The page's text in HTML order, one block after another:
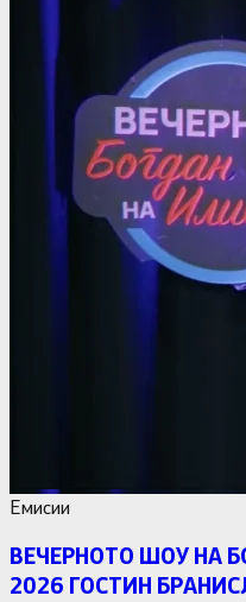
Емисии
ВЕЧЕРНОТО ШОУ НА
2026 ГОСТИН